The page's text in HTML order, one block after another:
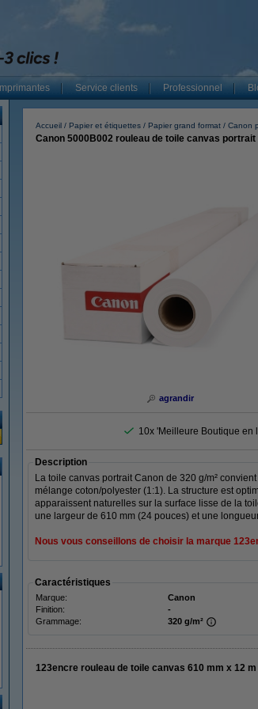
Imprimantes Service clients Professionnel
Accueil Papier et étiquettes Papier grand format Canon
Canon 5000B002 rouleau de toile canvas portrait
agrandir
10x 'Meilleure Boutique en
Description
La toile canvas portrait Canon de 320 g/m²
mélange coton/polyester (1:1). La structure est
apparaissent naturelles sur la surface lisse de la
une largeur de 610 mm (24 pouces) et une
Nous vous conseillons de choisir la marque
Caractéristiques
Marque: Canon
Finition:
-
Grammage:
320 g/m²
123encre rouleau de toile canvas 610 mm x 12 m